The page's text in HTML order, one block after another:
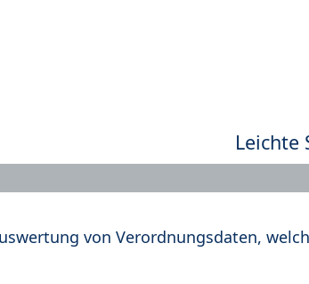
Leichte
von Verordnungsdaten,